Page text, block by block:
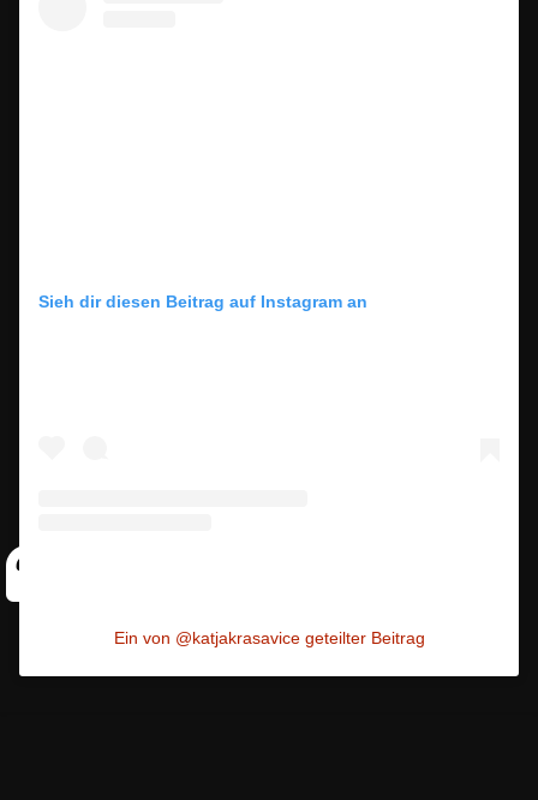
Sieh dir diesen Beitrag auf Instagram an
Ein von @katjakrasavice geteilter Beitrag